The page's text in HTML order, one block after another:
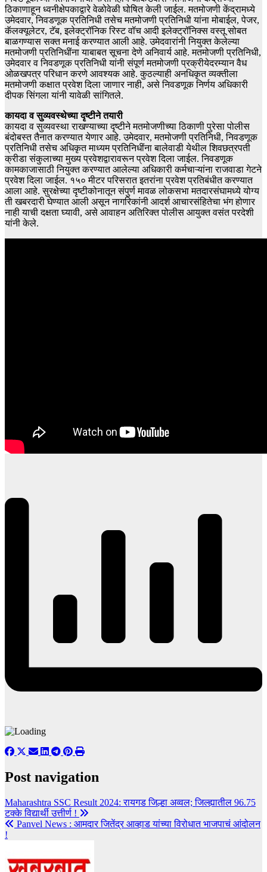
ठिकाणाहून ध्वनीक्षेपकाद्वारे वेळोवेळी घोषित केली जाईल. मतमोजणी केंद्रामध्ये
उमेदवार, निवडणूक प्रतिनिधी तसेच मतमोजणी प्रतिनिधी यांना मोबाईल, पेजर,
कॅलक्यूलेटर, टॅब, इलेक्ट्रॉनिक रिस्ट वॉच आदी इलेक्ट्रॉनिक्स वस्तू सोबत
बाळगण्यास सक्त मनाई करण्यात आली आहे. उमेदवारांनी नियुक्त केलेल्या
मतमोजणी प्रतिनिधींना याबाबत सूचना देणे अनिवार्य आहे. मतमोजणी प्रतिनिधी,
उमेदवार व निवडणूक प्रतिनिधी यांनी संपूर्ण मतमोजणी प्रक्रीयेदरम्यान वैध
ओळखपत्र परिधान करणे आवश्यक आहे. कुठल्याही अनधिकृत व्यक्तीला
मतमोजणी कक्षात प्रवेश दिला जाणार नाही, असे निवडणूक निर्णय अधिकारी
दीपक सिंगला यांनी यावेळी सांगितले.
कायदा व सुव्यवस्थेच्या दृष्टीने तयारी
कायदा व सुव्यवस्था राखण्याच्या दृष्टीने मतमोजणीच्या ठिकाणी पुरेसा पोलीस
बंदोबस्त तैनात करण्यात येणार आहे. उमेदवार, मतमोजणी प्रतिनिधी, निवडणूक
प्रतिनिधी तसेच अधिकृत माध्यम प्रतिनिधींना बालेवाडी येथील शिवछत्रपती
क्रीडा संकुलाच्या मुख्य प्रवेशद्वारावरून प्रवेश दिला जाईल. निवडणूक
कामकाजासाठी नियुक्त करण्यात आलेल्या अधिकारी कर्मचाऱ्यांना राजवाडा गेटने
प्रवेश दिला जाईल. १५० मीटर परिसरात इतरांना प्रवेश प्रतिबंधीत करण्यात
आला आहे. सुरक्षेच्या दृष्टीकोनातून संपुर्ण मावळ लोकसभा मतदारसंघामध्ये योग्य
ती खबरदारी घेण्यात आली असून नागरिकांनी आदर्श आचारसंहितेचा भंग होणार
नाही याची दक्षता घ्यावी, असे आवाहन अतिरिक्त पोलीस आयुक्त वसंत परदेशी
यांनी केले.
Post navigation
Maharashtra SSC Result 2024: रायगड जिल्हा अव्वल; जिल्ह्यातील 96.75
टक्के विद्यार्थी उत्तीर्ण !
Panvel News : आमदार जितेंद्र आव्हाड यांच्या विरोधात भाजपाचं आंदोलन
!